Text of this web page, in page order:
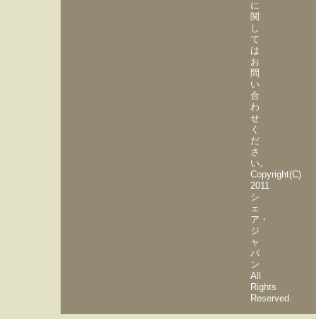
に
関
し
て
は
お
問
い
合
わ
せ
く
だ
さ
い。
Copyright(C)
2011
シ
ェ
ア・
ジ
ャ
パ
ン
All
Rights
Reserved.